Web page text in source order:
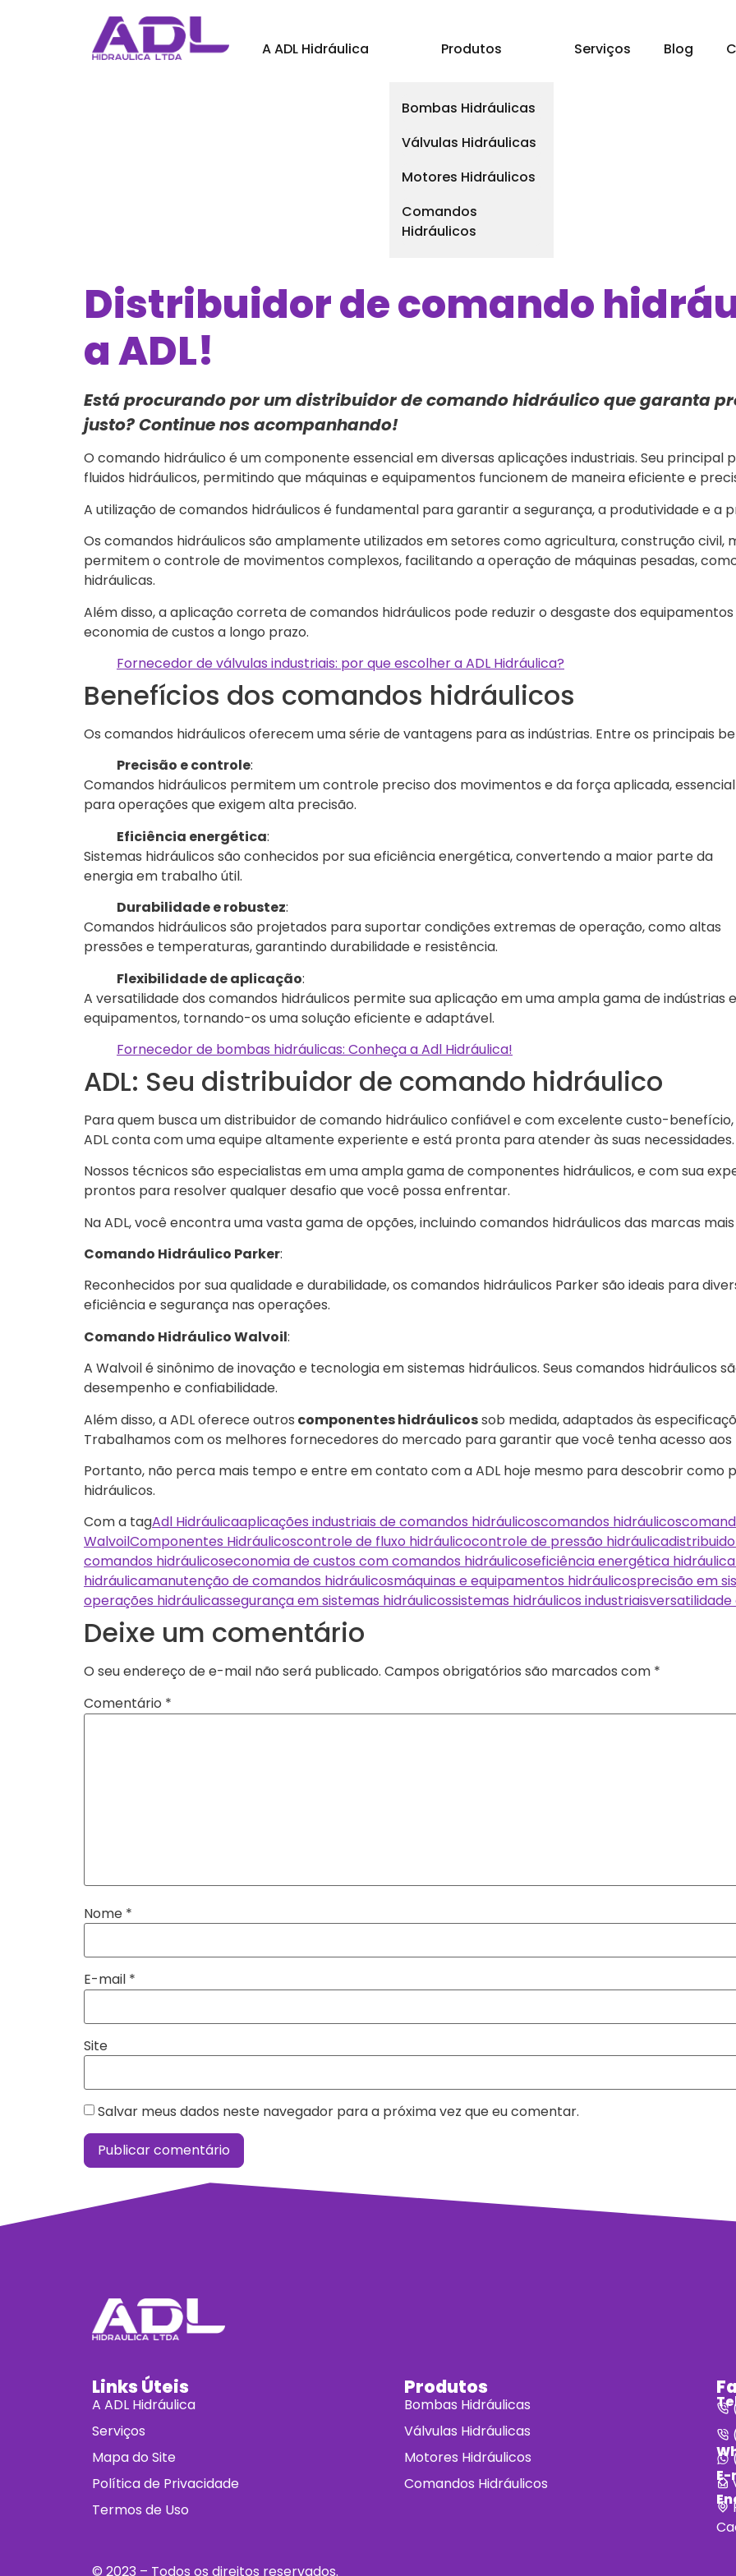
A ADL Hidráulica Produtos
Bombas Hidráulicas
Válvulas Hidráulicas
Motores Hidráulicos
Comandos
Hidráulicos
Serviços Blog
Distribuidor de comando
a ADL!
Está procurando por um distribuidor de comando hidráulico que garanta
justo? Continue nos acompanhando!
O comando hidráulico é um componente essencial em diversas aplicações industriais. Seu principal
fluidos hidráulicos, permitindo que máquinas e equipamentos funcionem de maneira eficiente e
A utilização de comandos hidráulicos é fundamental para garantir a segurança, a produtividade e a
Os comandos hidráulicos são amplamente utilizados em setores como agricultura, construção civil,
permitem o controle de movimentos complexos, facilitando a operação de máquinas pesadas,
hidráulicas.
Além disso, a aplicação correta de comandos hidráulicos pode reduzir o desgaste dos
economia de custos a longo prazo.
Fornecedor de válvulas industriais: por que escolher a ADL Hidráulica?
Benefícios dos comandos hidráulicos
Os comandos hidráulicos oferecem uma série de vantagens para as indústrias. Entre os principais
Precisão e controle:
Comandos hidráulicos permitem um controle preciso dos movimentos e da força aplicada, essencial
para operações que exigem alta precisão.
Eficiência energética:
Sistemas hidráulicos são conhecidos por sua eficiência energética, convertendo a maior parte da
energia em trabalho útil.
Durabilidade e robustez:
Comandos hidráulicos são projetados para suportar condições extremas de operação, como altas
pressões e temperaturas, garantindo durabilidade e resistência.
Flexibilidade de aplicação:
A versatilidade dos comandos hidráulicos permite sua aplicação em uma ampla gama de indústrias e
equipamentos, tornando-os uma solução eficiente e adaptável.
Fornecedor de bombas hidráulicas: Conheça a Adl Hidráulica!
ADL: Seu distribuidor de comando hidráulico
Para quem busca um distribuidor de comando hidráulico confiável e com excelente custo-benefício,
ADL conta com uma equipe altamente experiente e está pronta para atender às suas
Nossos técnicos são especialistas em uma ampla gama de componentes hidráulicos, e com sua
prontos para resolver qualquer desafio que você possa enfrentar.
Na ADL, você encontra uma vasta gama de opções, incluindo comandos hidráulicos das marcas
Comando Hidráulico Parker:
Reconhecidos por sua qualidade e durabilidade, os comandos hidráulicos Parker são ideais para
eficiência e segurança nas operações.
Comando Hidráulico Walvoil:
A Walvoil é sinônimo de inovação e tecnologia em sistemas hidráulicos. Seus comandos hidráulicos
desempenho e confiabilidade.
Além disso, a ADL oferece outros componentes hidráulicossob medida, adaptados às
Trabalhamos com os melhores fornecedores do mercado para garantir que você tenha acesso
Portanto, não perca mais tempo e entre em contato com a ADL hoje mesmo para descobrir como
hidráulicos.
Com a tagAdl Hidráulicaaplicações industriais de comandos hidráulicoscomandos hidráulicos
WalvoilComponentes Hidráulicoscontrole de fluxo hidráulicocontrole de pressão hidráulica
comandos hidráulicoseconomia de custos com comandos hidráulicoseficiência energética hidráulica
hidráulicamanutenção de comandos hidráulicosmáquinas e equipamentos hidráulicosprecisão em
operações hidráulicassegurança em sistemas hidráulicossistemas hidráulicos industriaisversatilidade
Deixe um comentário
O seu endereço de e-mail não será publicado. Campos obrigatórios são marcados com *
Comentário *
Nome *
E-mail *
Site
Salvar meus dados neste navegador para a próxima vez que eu comentar.
Links Úteis
A ADL Hidráulica
Serviços
Mapa do Site
Política de Privacidade
Termos de Uso
Produtos
Bombas Hidráulicas
Válvulas Hidráulicas
Motores Hidráulicos
Comandos Hidráulicos
© 2023 – Todos os direitos reservados.